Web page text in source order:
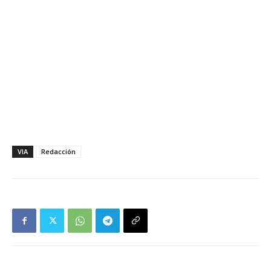
VIA Redacción